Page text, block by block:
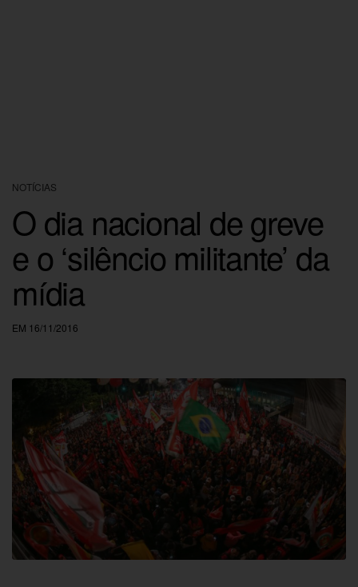
NOTÍCIAS
O dia nacional de greve
e o ‘silêncio militante’ da
mídia
EM 16/11/2016